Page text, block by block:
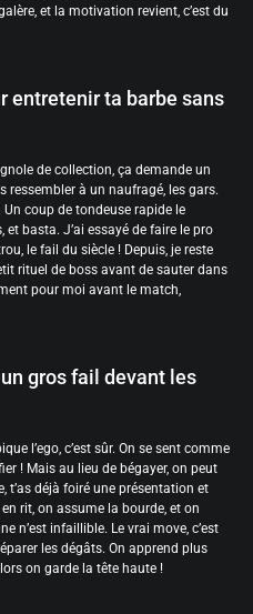
et la motivation revient, c’est du
entretenir ta barbe sans
de collection, ça demande un
ressembler à un naufragé, les gars.
Un coup de tondeuse rapide le
basta. J’ai essayé de faire le pro
le fail du siècle ! Depuis, je reste
rituel de boss avant de sauter dans
pour moi avant le match,
gros fail devant les
l’ego, c’est sûr. On se sent comme
! Mais au lieu de bégayer, on peut
t’as déjà foiré une présentation et
rit, on assume la bourde, et on
n’est infaillible. Le vrai move, c’est
les dégâts. On apprend plus
on garde la tête haute !